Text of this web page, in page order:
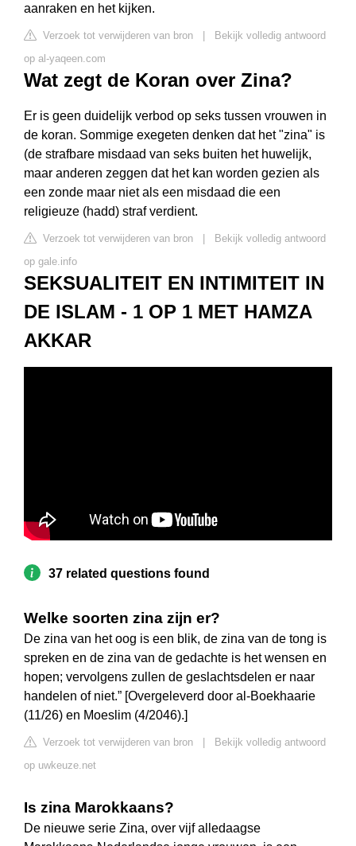
aanraken en het kijken.
Verzoek tot verwijderen van bron
Bekijk volledig antwoord
op al-yaqeen.com
Wat zegt de Koran over Zina?
Er is geen duidelijk verbod op seks tussen vrouwen in
de koran. Sommige exegeten denken dat het "zina" is
(de strafbare misdaad van seks buiten het huwelijk,
maar anderen zeggen dat het kan worden gezien als
een zonde maar niet als een misdaad die een
religieuze (hadd) straf verdient.
Verzoek tot verwijderen van bron
Bekijk volledig antwoord
op gale.info
SEKSUALITEIT EN INTIMITEIT IN
DE ISLAM - 1 OP 1 MET HAMZA
AKKAR
37 related questions found
Welke soorten zina zijn er?
De zina van het oog is een blik, de zina van de tong is
spreken en de zina van de gedachte is het wensen en
hopen; vervolgens zullen de geslachtsdelen er naar
handelen of niet.” [Overgeleverd door al-Boekhaarie
(11/26) en Moeslim (4/2046).]
Verzoek tot verwijderen van bron
Bekijk volledig antwoord
op uwkeuze.net
Is zina Marokkaans?
De nieuwe serie Zina, over vijf alledaagse